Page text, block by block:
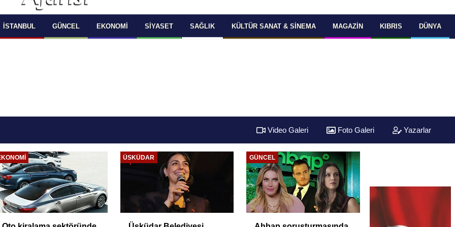
SELECT LANGUAGE YOU WOULD TO READ
OKUMAK İSTEDİĞİNİZ DİLİ SEÇİNİZ
Powered by
Translate
İSTANBUL GÜNCEL EKONOMI SIYASET SAĞLIK KÜLTÜR SANAT & SINEMA MAGAZIN KIBRIS DÜNYA
Video Galeri Foto Galeri Yazarlar
ÜSKÜDAR GÜNCEL